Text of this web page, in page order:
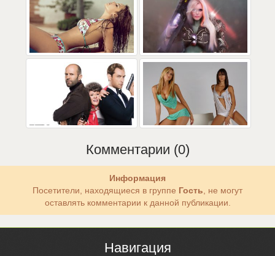
Комментарии (0)
Информация
Посетители, находящиеся в группе Гость , не могут
оставлять комментарии к данной публикации.
Навигация